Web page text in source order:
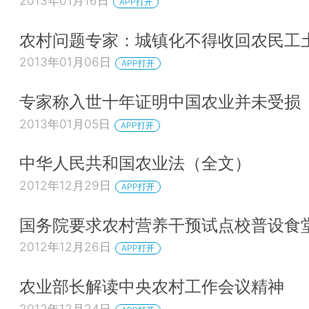
农村问题专家：城镇化不得收回农民工
2013年01月06日 APP打开
专家称入世十年证明中国农业并未受损
2013年01月05日 APP打开
中华人民共和国农业法（全文）
2012年12月29日 APP打开
国务院要求农村营养干预试点校普设食
2012年12月26日 APP打开
农业部长解读中央农村工作会议精神